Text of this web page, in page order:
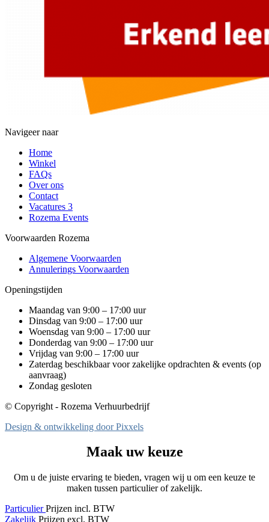
Navigeer naar
Home
Winkel
FAQs
Over ons
Contact
Vacatures 3
Rozema Events
Voorwaarden Rozema
Algemene Voorwaarden
Annulerings Voorwaarden
Openingstijden
Maandag van 9:00 – 17:00 uur
Dinsdag van 9:00 – 17:00 uur
Woensdag van 9:00 – 17:00 uur
Donderdag van 9:00 – 17:00 uur
Vrijdag van 9:00 – 17:00 uur
Zaterdag beschikbaar voor zakelijke opdrachten & events (op
aanvraag)
Zondag gesloten
© Copyright - Rozema Verhuurbedrijf
Design & ontwikkeling door Pixxels
Maak uw keuze
Om u de juiste ervaring te bieden, vragen wij u om een keuze te
maken tussen particulier of zakelijk.
ParticulierPrijzen incl. BTW
Zakelijk Prijzen excl. BTW